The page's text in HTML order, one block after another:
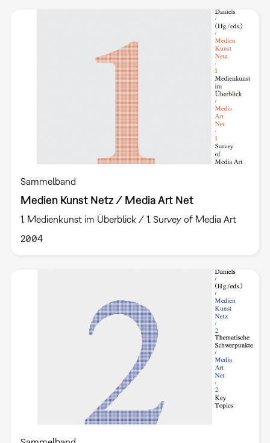
Sammelband
Medien Kunst Netz / Media Art Net
1. Medienkunst im Überblick / 1. Survey of Media Art
2004